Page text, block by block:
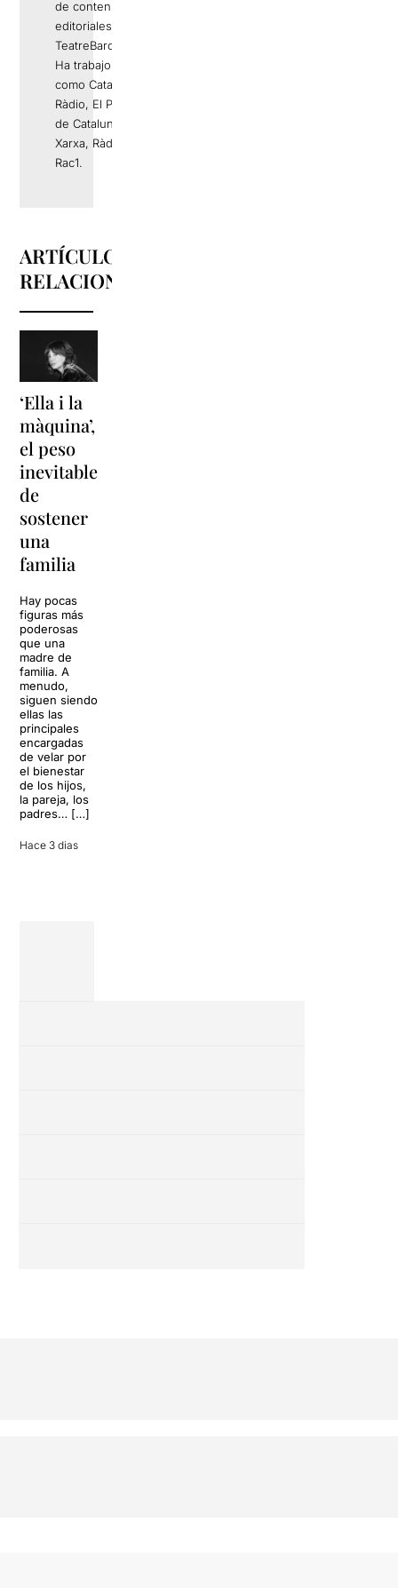
de contenidos
editoriales de
TeatreBarcelona.com.
Ha trabajo en medios
como Catalunya
Ràdio, El Periódico
de Catalunya, La
Xarxa, Ràdio 4 o
Rac1.
ARTÍCULOS
RELACIONADOS
‘Ella i la
màquina’,
el peso
inevitable
de
sostener
una
familia
Hay pocas
figuras más
poderosas
que una
madre de
familia. A
menudo,
siguen siendo
ellas las
principales
encargadas
de velar por
el bienestar
de los hijos,
la pareja, los
padres… […]
Hace 3 dias